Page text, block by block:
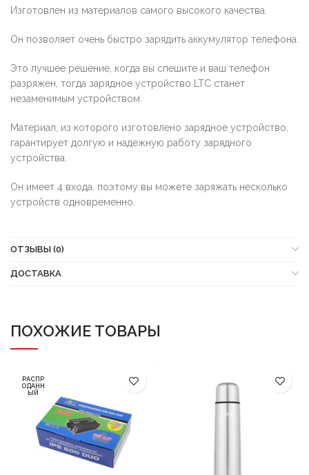
Изготовлен из материалов самого высокого качества.
Он позволяет очень быстро зарядить аккумулятор телефона.
Это лучшее решение, когда вы спешите и ваш телефон
разряжен, тогда зарядное устройство LTC станет
незаменимым устройством.
Материал, из которого изготовлено зарядное устройство,
гарантирует долгую и надежную работу зарядного
устройства.
Он имеет 4 входа, поэтому вы можете заряжать несколько
устройств одновременно.
ОТЗЫВЫ (0)
ДОСТАВКА
ПОХОЖИЕ ТОВАРЫ
РАСПР
ОДАНН
ЫЙ